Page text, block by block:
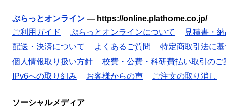
ぷらっとオンライン — https://online.plathome.co.jp/
ご利用ガイド
ぷらっとオンラインについて
見積書・
配送・決済について
よくあるご質問
特定商取引法に
個人情報取り扱い方針
校費・公費・科研費払い取引のご
IPv6への取り組み
お客様からの声 ご注文の取り消し
ソーシャルメディア